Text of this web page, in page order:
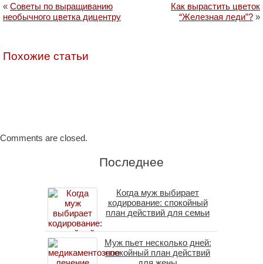
« Советы по выращиванию
необычного цветка дицентру
Как вырастить цветок
“Железная леди”? »
Похожие статьи
Comments are closed.
Последнее
Когда муж выбирает
кодирование: спокойный
план действий для семьи
Муж пьет несколько дней:
спокойный план действий